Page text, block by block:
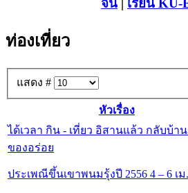
จีน | เรียน KU-
ท่องเที่ยว
แสดง #
หัวเรื่อง
ได้เวลา กิน - เที่ยว อิสานแล้ว กลับบ้า
ของอร่อย
ประเพณีขึ้นเขาพนมรุ้งปี 2556 4 – 6 เ